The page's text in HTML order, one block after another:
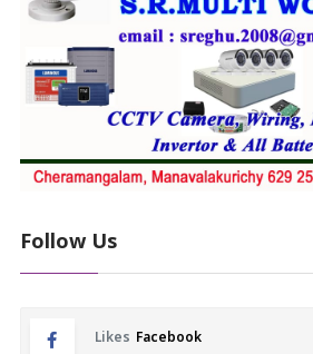
Follow Us
Likes Facebook